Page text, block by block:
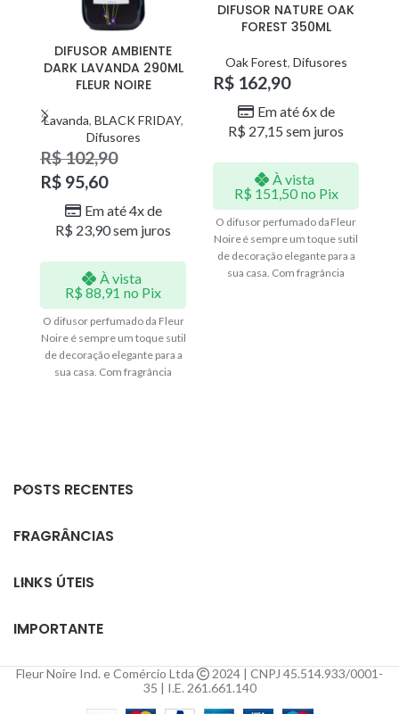
DIFUSOR AMBIENTE
DARK LAVANDA 290ML
FLEUR NOIRE
Lavanda, BLACK FRIDAY,
Difusores
R$102,90
R$ 95,60
Em até 4x de
R$ 23,90sem juros
À vista
R$ 88,91 no Pix
O difusor perfumado da Fleur
Noire é sempre um toque sutil
de decoração elegante para a
sua casa. Com fragrância
perfumar seus ambientes,
as varetas gentilmente
central do seu ambiente.
DIFUSOR NATURE OAK
FOREST 350ML
Oak Forest, Difusores
R$ 162,90
Em até 6x de
R$ 27,15 sem juros
À vista
R$ 151,50 no Pix
O difusor perfumado da Fleur
Noire é sempre um toque sutil
de decoração elegante para a
sua casa. Com fragrância
POSTS RECENTES
FRAGRÂNCIAS
LINKS ÚTEIS
IMPORTANTE
Fleur Noire Ind. e Comércio Ltda
2024 | CNPJ 45.514.933/0001-
35 | I.E. 261.661.140